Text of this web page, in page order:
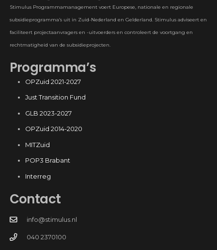
Stimulus Programmamanagement voert Europese, nationale en regionale
subsidieprogramma’s uit in Zuid-Nederland en Gelderland. Stimulus adviseert en
faciliteert projectaanvragers en -uitvoerders en controleert de voortgang en
rechtmatigheid van de subsidieprojecten.
Programma’s
OPZuid 2021-2027
Just Transition Fund
GLB 2023-2027
OPZuid 2014-2020
MITZuid
POP3 Brabant
Interreg
Contact
info@stimulus.nl
040 2370100